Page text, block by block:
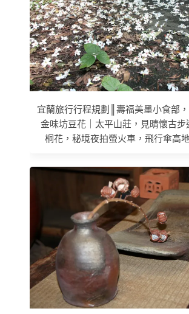
宜蘭旅行行程規劃║壽福美墨小食部，
金味坊豆花｜太平山莊，見晴懷古步
桐花，秘境夜拍螢火車，飛行傘高